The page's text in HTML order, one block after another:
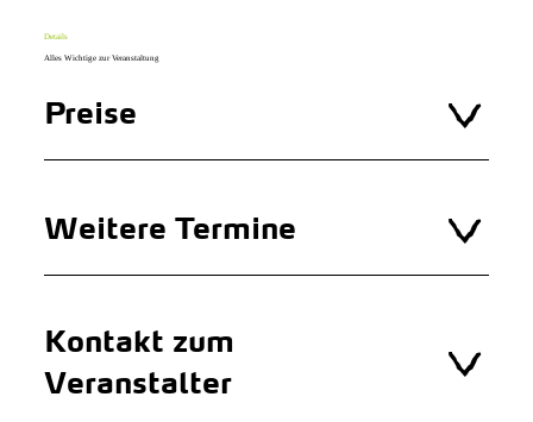
Details
Alles Wichtige zur Veranstaltung
Preise
Weitere Termine
Kontakt zum
Veranstalter